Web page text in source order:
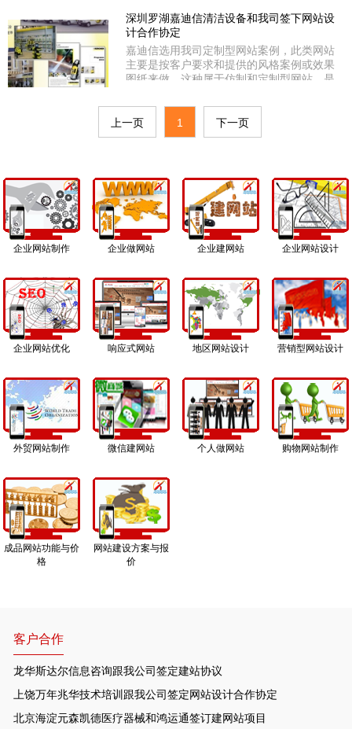
脑上浏览同时又适用在平板电脑和各款手机
上浏览都能自适应屏幕大小，是企业官网的
选择佳品。信腾是经广州市番禺区工商局审
核的正规企业，统一社会信用代码：
914401013044752161。同时经
深圳罗湖嘉迪信清洁设备和我司签下网站设
计合作协定
嘉迪信选用我司定制型网站案例，此类网站
主要是按客户要求和提供的风格案例或效果
图纸来做，这种属于仿制和定制型网站，是
相对较高，适合于大中型企业和有个性风
格、个性功能需求的客户选用。嘉迪信是经
深圳市罗湖区工商局审核的有资质公司，统
上一页 1 下一页
企业网站制作 企业做网站 企业建网站 企业网站设计
企业网站优化 响应式网站 地区网站设计 营销型网站设计
外贸网站制作 微信建网站 个人做网站 购物网站制作
成品网站功能与价
格
网站建设方案与报
价
客户合作
龙华斯达尔信息咨询跟我公司签定建站协议
上饶万年兆华技术培训跟我公司签定网站设计合作协定
北京海淀元森凯德医疗器械和鸿运通签订建网站项目